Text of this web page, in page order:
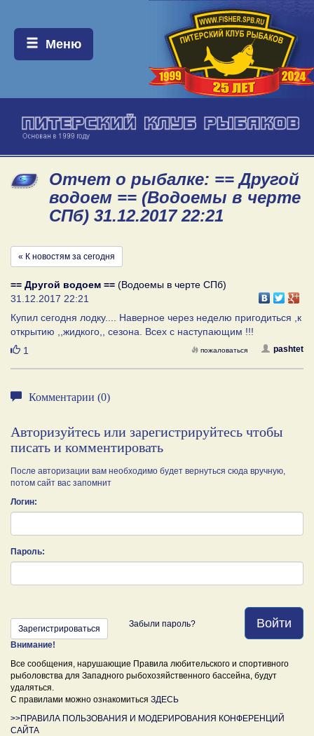
Меню:
Меню
Отчет о рыбалке: == Другой
водоем == (Водоемы в черте
СПб) 31.12.2017 22:21
« К новостям за сегодня
== Другой водоем == (Водоемы в черте СПб)
31.12.2017 22:21
Купил сегодня лодку.... Наверное через неделю пригодиться ,к
открытию ,,жидкого,, сезона. Всех с наступающим !!!
Нравится
1 pashtet
пожаловаться
Комментарии (0)
Авторизуйтесь или зарегистрируйтесь чтобы
писать и комментировать
После авторизации вам необходимо будет вернуться сюда вручную,
потом сайт вас запомнит
Логин:
Пароль:
Войти
Зарегистрироваться Забыли пароль?
Внимание!
Все сообщения, нарушающие Правила любительского и спортивного
рыболовства для Западного рыбохозяйственного бассейна, будут
удаляться.
С правилами можно ознакомиться ЗДЕСЬ
>>ПРАВИЛА ПОЛЬЗОВАНИЯ И МОДЕРИРОВАНИЯ КОНФЕРЕНЦИЙ
САЙТА